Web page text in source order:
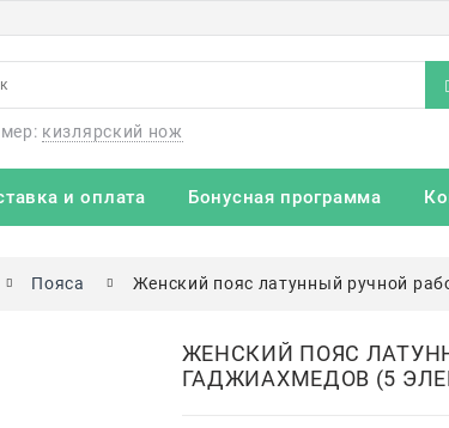
кизлярский нож
и оплата Бонусная программа
Пояса Женский пояс латунный ручной
ЖЕНСКИЙ ПОЯС
ГАДЖИАХМЕДОВ (5